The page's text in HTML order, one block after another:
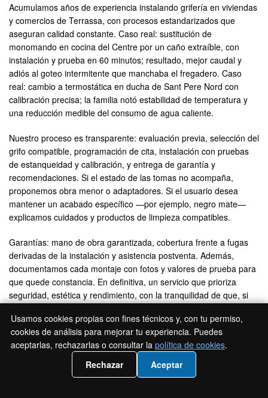
Acumulamos años de experiencia instalando grifería en viviendas
y comercios de Terrassa, con procesos estandarizados que
aseguran calidad constante. Caso real: sustitución de
monomando en cocina del Centre por un caño extraíble, con
instalación y prueba en 60 minutos; resultado, mejor caudal y
adiós al goteo intermitente que manchaba el fregadero. Caso
real: cambio a termostática en ducha de Sant Pere Nord con
calibración precisa; la familia notó estabilidad de temperatura y
una reducción medible del consumo de agua caliente.
Nuestro proceso es transparente: evaluación previa, selección del
grifo compatible, programación de cita, instalación con pruebas
de estanqueidad y calibración, y entrega de garantía y
recomendaciones. Si el estado de las tomas no acompaña,
proponemos obra menor o adaptadores. Si el usuario desea
mantener un acabado específico —por ejemplo, negro mate—
explicamos cuidados y productos de limpieza compatibles.
Garantías: mano de obra garantizada, cobertura frente a fugas
derivadas de la instalación y asistencia postventa. Además,
documentamos cada montaje con fotos y valores de prueba para
que quede constancia. En definitiva, un servicio que prioriza
seguridad, estética y rendimiento, con la tranquilidad de que, si
Contacto y pedir cita para
instalación de grifería en Terrassa
📲 Llámanos 936 94 20 91
Usamos cookies propias con fines técnicos y, con tu permiso,
cookies de análisis para mejorar tu experiencia. Puedes
aceptarlas, rechazarlas o consultar la política de cookies.
Rechazar
Aceptar